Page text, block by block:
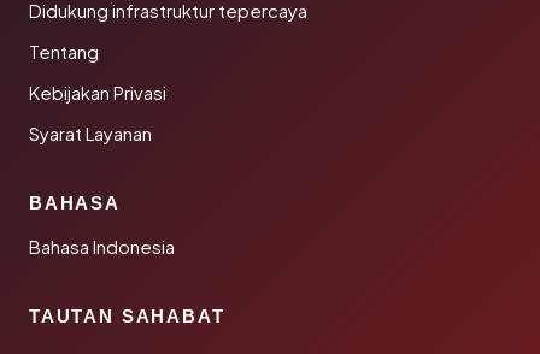
Didukung infrastruktur tepercaya
Tentang
Kebijakan Privasi
Syarat Layanan
BAHASA
Bahasa Indonesia
TAUTAN SAHABAT